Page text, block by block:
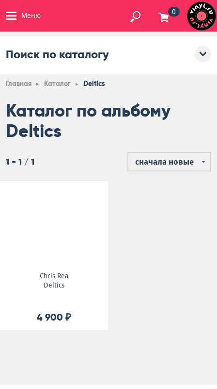
Меню 0
Поиск по каталогу
Главная Каталог Deltics
Каталог по альбому
Deltics
1 - 1 / 1 сначала новые
Chris Rea
Deltics
4 900 ₽